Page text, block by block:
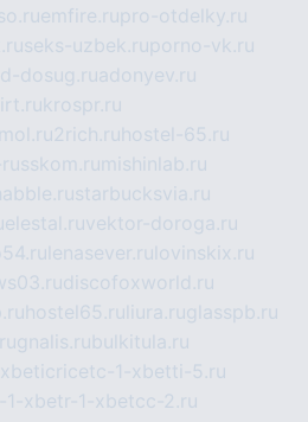
emfire.rupro-otdelky.ru
seks-uzbek.ruporno-vk.ru
dosug.ruadonyev.ru
krospr.ru
2rich.ru hostel-65.ru
mishinlab.ru
habble.rustarbucksvia.ru
elestal.ruvektor-doroga.ru
lenasever.ru lovinskix.ru
discofoxworld.ru
hostel65.ru liura.ruglasspb.ru
gnalis.rubulkitula.ru
1-xbetti-5.ru
xbetr-1-xbetcc-2.ru